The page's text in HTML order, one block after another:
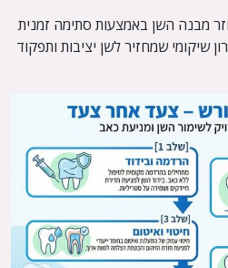
מבנה השן באמצעות סתימה זמנית
שיקומי שמחזיר לשן יציבות ותפקוד